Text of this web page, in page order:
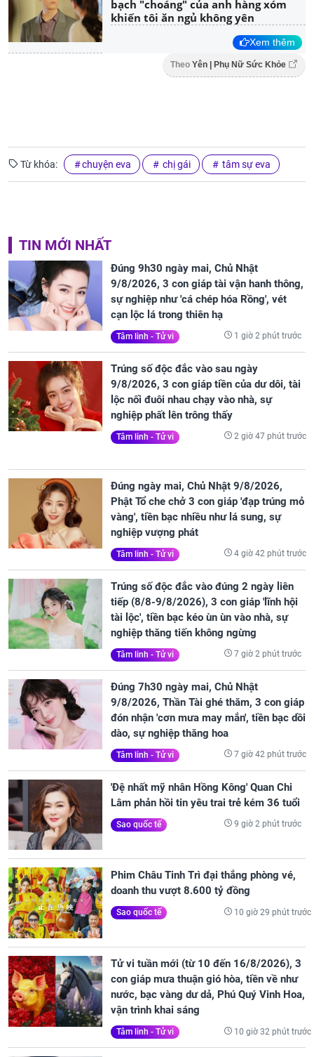
bạch "choáng" của anh hàng xóm
khiến tôi ăn ngủ không yên
Xem thêm
Theo Yên | Phụ Nữ Sức Khỏe
Từ khóa: chuyện eva chị gái tâm sự eva
TIN MỚI NHẤT
Đúng 9h30 ngày mai, Chủ Nhật
9/8/2026, 3 con giáp tài vận hanh thông,
sự nghiệp như 'cá chép hóa Rồng', vét
cạn lộc lá trong thiên hạ
Tâm linh - Tử vi 1 giờ 2 phút trước
Trúng số độc đắc vào sau ngày
9/8/2026, 3 con giáp tiền của dư dôi, tài
lộc nối đuôi nhau chạy vào nhà, sự
nghiệp phất lên trông thấy
Tâm linh - Tử vi 2 giờ 47 phút trước
Đúng ngày mai, Chủ Nhật 9/8/2026,
Phật Tổ che chở 3 con giáp 'đạp trúng mỏ
vàng', tiền bạc nhiều như lá sung, sự
nghiệp vượng phát
Tâm linh - Tử vi 4 giờ 42 phút trước
Trúng số độc đắc vào đúng 2 ngày liên
tiếp (8/8-9/8/2026), 3 con giáp 'lĩnh hội
tài lộc', tiền bạc kéo ùn ùn vào nhà, sự
nghiệp thăng tiến không ngừng
Tâm linh - Tử vi 7 giờ 2 phút trước
Đúng 7h30 ngày mai, Chủ Nhật
9/8/2026, Thần Tài ghé thăm, 3 con giáp
đón nhận 'cơn mưa may mắn', tiền bạc dồi
dào, sự nghiệp thăng hoa
Tâm linh - Tử vi 7 giờ 42 phút trước
'Đệ nhất mỹ nhân Hồng Kông' Quan Chi
Lâm phản hồi tin yêu trai trẻ kém 36 tuổi
Sao quốc tế 9 giờ 2 phút trước
Phim Châu Tinh Trì đại thắng phòng vé,
doanh thu vượt 8.600 tỷ đồng
Sao quốc tế 10 giờ 29 phút trước
Tử vi tuần mới (từ 10 đến 16/8/2026), 3
con giáp mưa thuận gió hòa, tiền về như
nước, bạc vàng dư dả, Phú Quý Vinh Hoa,
vận trình khai sáng
Tâm linh - Tử vi 10 giờ 32 phút trước